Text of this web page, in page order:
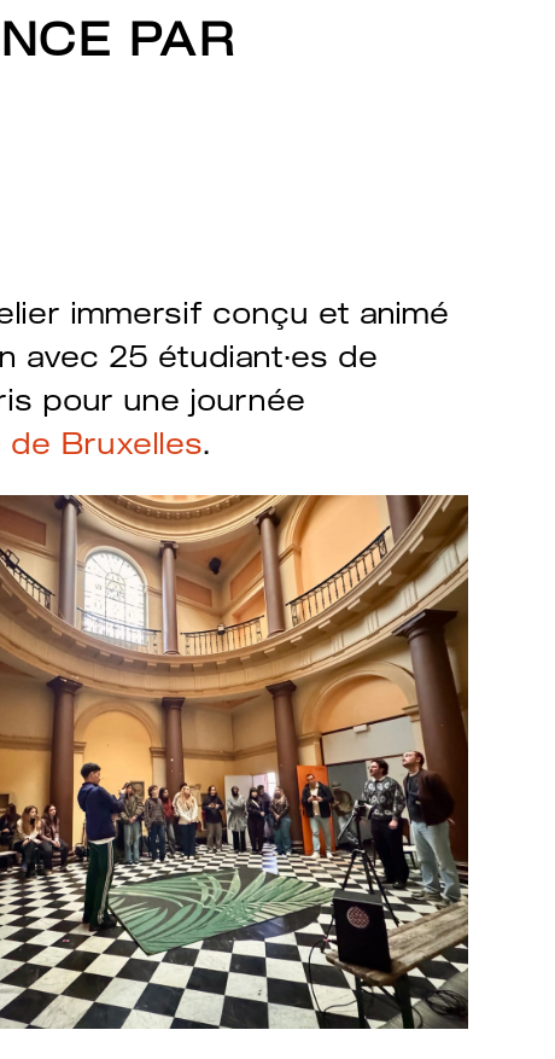
PAR
immersif conçu et animé
avec 25 étudiant·es de
pour une journée
Bruxelles.